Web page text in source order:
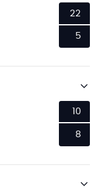
22
5
10
8